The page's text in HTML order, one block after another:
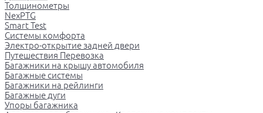
Толщинометры
NexPTG
Smart Test
Системы комфорта
Электро-открытие задней двери
Путешествия Перевозка
Багажники на крышу автомобиля
Багажные системы
Багажники на рейлинги
Багажные дуги
Упоры багажника